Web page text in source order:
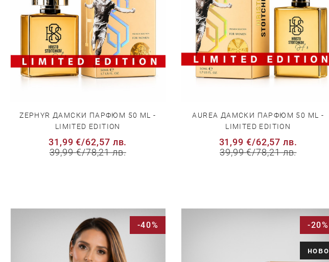
ZEPHYR ДАМСКИ ПАРФЮМ 50 ML -
LIMITED EDITION
31,99 €/62,57 лв.
39,99 €/78,21 лв.
AUREA ДАМСКИ ПАРФЮМ 50 ML -
LIMITED EDITION
31,99 €/62,57 лв.
39,99 €/78,21 лв.
-40% -20%
ново